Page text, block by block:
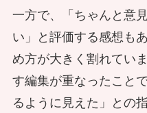
一方で、「ちゃんと意
い」と評価する感想も
め方が大きく割れてい
す編集が重なったこと
るように見えた」との